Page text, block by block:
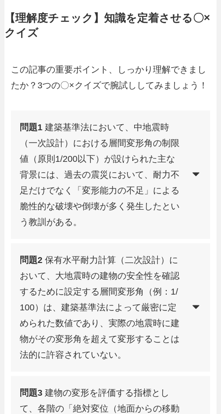
【理解度チェック】知識を定着させる〇×
クイズ
この記事の重要ポイント、しっかり理解できまし
たか？3つの〇×クイズで腕試ししてみましょう！
問題1 建築基準法において、中地震時
（一次設計）における層間変形角の制限
値（原則1/200以下）が設けられた主な
背景には、過去の震災において、耐力不
足だけでなく「変形能力の不足」による
脆性的な破壊や倒壊が多く発生したとい
う教訓がある。
問題2 保有水平耐力計算（二次設計）に
おいて、大地震時の建物の安全性を確認
するために設定する層間変形角（例：1/
100）は、建築基準法によって厳密に定
められた数値であり、実際の地震時に建
物がその変形角を超えて変形することは
法的に許容されていない。
問題3 建物の変形を評価する指標とし
て、各階の「絶対変位（地面からの移動